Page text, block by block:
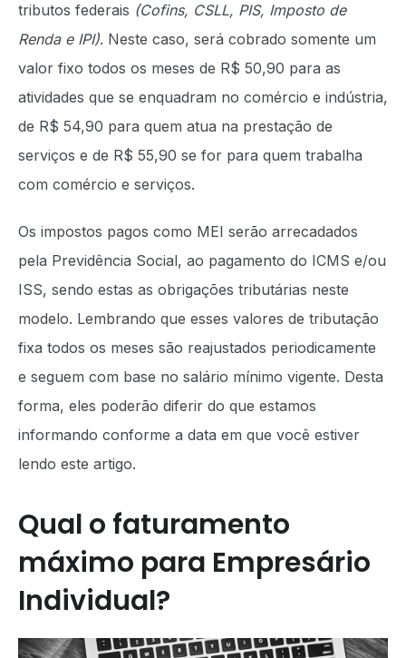
tributos federais (Cofins, CSLL, PIS, Imposto de
Renda e IPI). Neste caso, será cobrado somente um
valor fixo todos os meses de R$ 50,90 para as
atividades que se enquadram no comércio e indústria,
de R$ 54,90 para quem atua na prestação de
serviços e de R$ 55,90 se for para quem trabalha
com comércio e serviços.
Os impostos pagos como MEI serão arrecadados
pela Previdência Social, ao pagamento do ICMS e/ou
ISS, sendo estas as obrigações tributárias neste
modelo. Lembrando que esses valores de tributação
fixa todos os meses são reajustados periodicamente
e seguem com base no salário mínimo vigente. Desta
forma, eles poderão diferir do que estamos
informando conforme a data em que você estiver
lendo este artigo.
Qual o faturamento
máximo para Empresário
Individual?